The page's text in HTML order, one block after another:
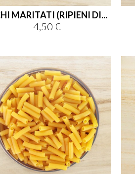
MARITATI (RIPIENI DI...
Prezzo
4,50 €